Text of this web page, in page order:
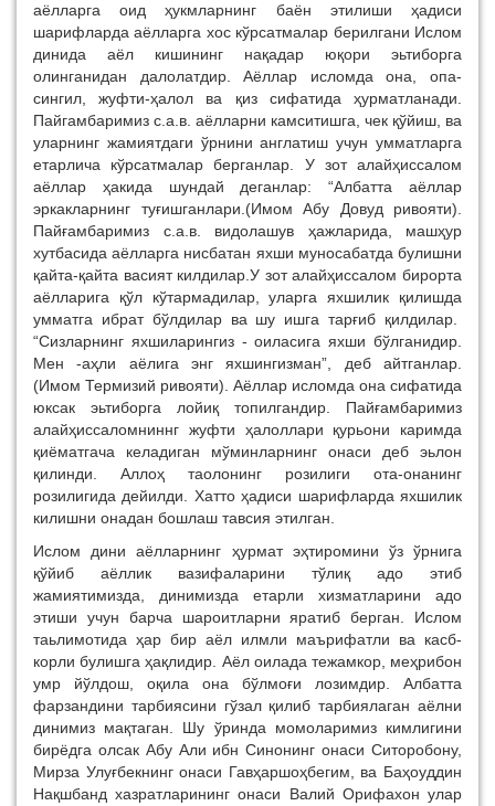
аёлларга оид ҳукмларнинг баён этилиши ҳадиси
шарифларда аёлларга хос кўрсатмалар берилгани Ислом
динида аёл кишининг нақадар юқори эьтиборга
олинганидан далолатдир. Аёллар исломда она, опа-
сингил, жуфти-ҳалол ва қиз сифатида ҳурматланади.
Пайгамбаримиз с.а.в. аёлларни камситишга, чек қўйиш, ва
уларнинг жамиятдаги ўрнини англатиш учун умматларга
етарлича кўрсатмалар берганлар. У зот алайҳиссалом
аёллар ҳакида шундай деганлар: “Албатта аёллар
эркакларнинг туғишганлари.(Имом Абу Довуд ривояти).
Пайғамбаримиз с.а.в. видолашув ҳажларида, машҳур
хутбасида аёлларга нисбатан яхши муносабатда булишни
қайта-қайта васият килдилар.У зот алайҳиссалом бирорта
аёлларига қўл кўтармадилар, уларга яхшилик қилишда
умматга ибрат бўлдилар ва шу ишга тарғиб қилдилар.
“Сизларнинг яхшиларингиз - оиласига яхши бўлганидир.
Мен -аҳли аёлига энг яхшингизман”, деб айтганлар.
(Имом Термизий ривояти). Аёллар исломда она сифатида
юксак эьтиборга лойиқ топилгандир. Пайғамбаримиз
алайҳиссаломниннг жуфти ҳалоллари қурьони каримда
қиёматгача келадиган мўминларнинг онаси деб эьлон
қилинди. Аллоҳ таолонинг розилиги ота-онанинг
розилигида дейилди. Хатто ҳадиси шарифларда яхшилик
килишни онадан бошлаш тавсия этилган.
Ислом дини аёлларнинг ҳурмат эҳтиромини ўз ўрнига
қўйиб аёллик вазифаларини тўлиқ адо этиб
жамиятимизда, динимизда етарли хизматларини адо
этиши учун барча шароитларни яратиб берган. Ислом
таьлимотида ҳар бир аёл илмли маърифатли ва касб-
корли булишга ҳақлидир. Аёл оилада тежамкор, меҳрибон
умр йўлдош, оқила она бўлмоғи лозимдир. Албатта
фарзандини тарбиясини гўзал қилиб тарбиялаган аёлни
динимиз мақтаган. Шу ўринда момоларимиз кимлигини
бирёдга олсак Абу Али ибн Синонинг онаси Ситоробону,
Мирза Улуғбекнинг онаси Гавҳаршоҳбегим, ва Баҳоуддин
Нақшбанд хазратларининг онаси Валий Орифахон улар